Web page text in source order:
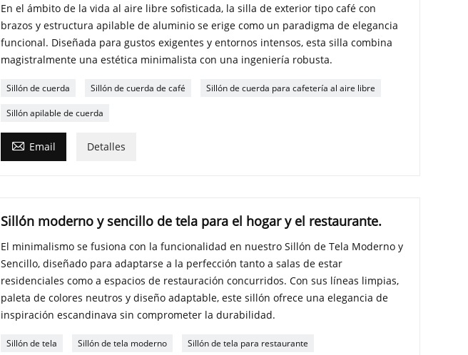
En el ámbito de la vida al aire libre sofisticada, la silla de exterior tipo café con
brazos y estructura apilable de aluminio se erige como un paradigma de elegancia
funcional. Diseñada para gustos exigentes y entornos intensos, esta silla combina
magistralmente una estética minimalista con una ingeniería robusta.
Sillón de cuerda Sillón de cuerda de café Sillón de cuerda para cafetería al aire libre
Sillón apilable de cuerda
 Email Detalles
Sillón moderno y sencillo de tela para el hogar y el restaurante.
El minimalismo se fusiona con la funcionalidad en nuestro Sillón de Tela Moderno y
Sencillo, diseñado para adaptarse a la perfección tanto a salas de estar
residenciales como a espacios de restauración concurridos. Con sus líneas limpias,
paleta de colores neutros y diseño adaptable, este sillón ofrece una elegancia de
inspiración escandinava sin comprometer la durabilidad.
Sillón de tela Sillón de tela moderno Sillón de tela para restaurante